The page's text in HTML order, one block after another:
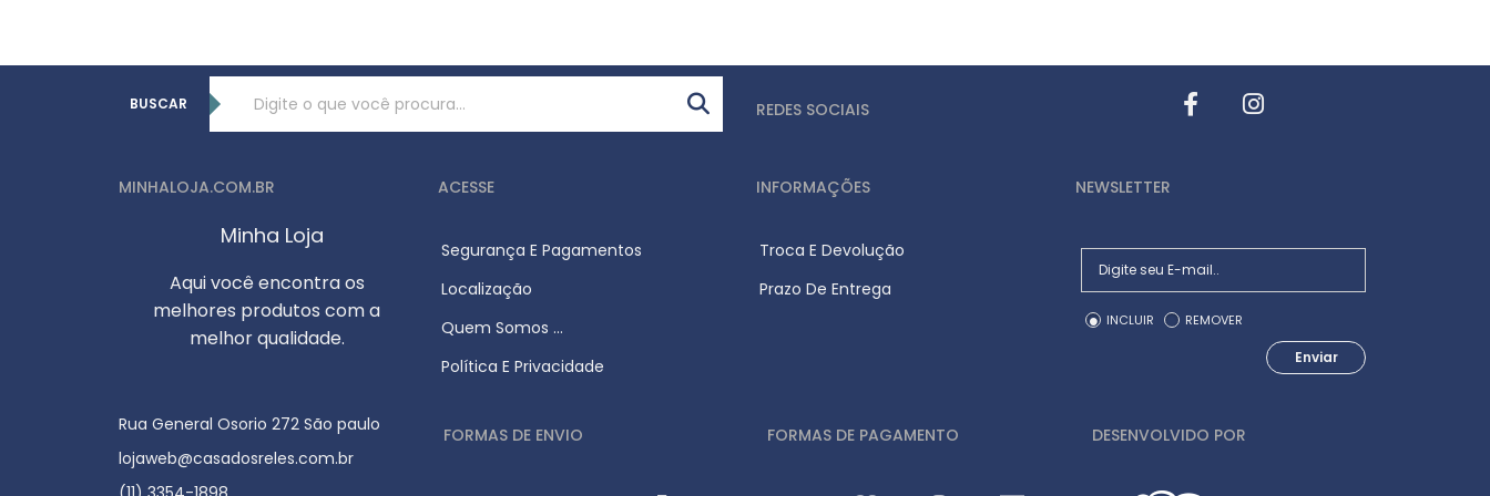
BUSCAR REDES SOCIAIS
MINHALOJA.COM.BR
Minha Loja
Aqui você encontra os
melhores produtos com a
melhor qualidade.
ACESSE
Segurança E Pagamentos
Localização
Quem Somos ...
Política E Privacidade
INFORMAÇÕES
Troca E Devolução
Prazo De Entrega
NEWSLETTER
INCLUIR REMOVER
Enviar
Rua General Osorio 272 São paulo
lojaweb@casadosreles.com.br
FORMAS DE ENVIO FORMAS DE PAGAMENTO DESENVOLVIDO POR